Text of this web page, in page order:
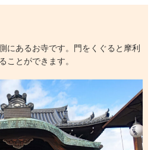
にあるお寺です。門をくぐると摩利
ことができます。